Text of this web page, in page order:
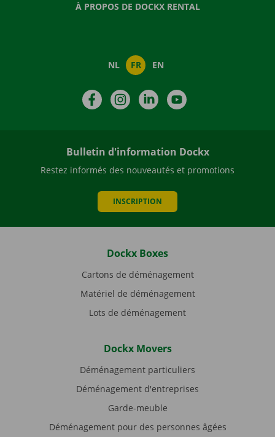
À PROPOS DE DOCKX RENTAL
NL FR EN
FacebookInstagramLinkedIn
Bulletin d'information Dockx
Restez informés des nouveautés et promotions
INSCRIPTION
Dockx Boxes
Cartons de déménagement
Matériel de déménagement
Lots de déménagement
Dockx Movers
Déménagement particuliers
Déménagement d'entreprises
Garde-meuble
Déménagement pour des personnes âgées